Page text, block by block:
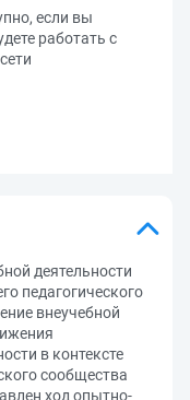
если вы
работать с
деятельности
педагогического
внеучебной
в контексте
сообщества
ход опытно-